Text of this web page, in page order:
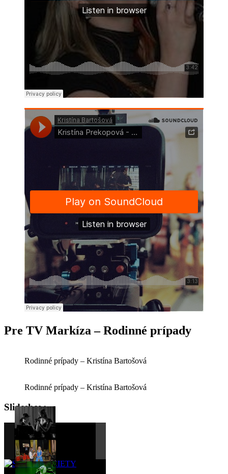
Pre TV Markíza – Rodinné prípady
Rodinné prípady – Kristína Bartošová
Rodinné prípady – Kristína Bartošová
Sidebar
Slideshow